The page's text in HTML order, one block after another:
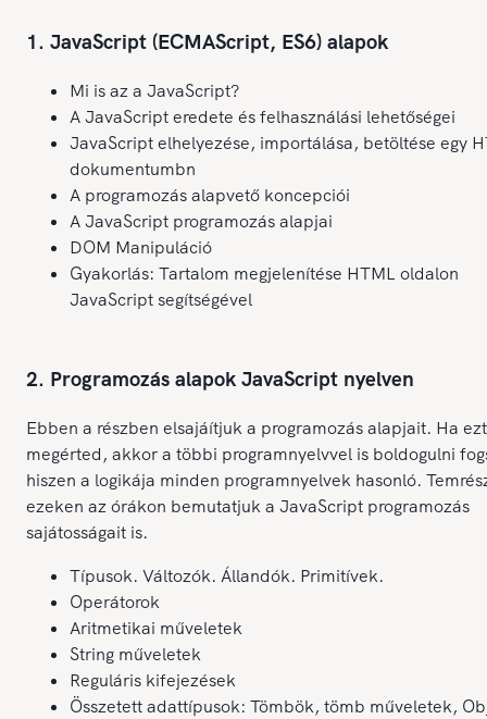
1. JavaScript (ECMAScript, ES6) alapok
Mi is az a JavaScript?
A JavaScript eredete és felhasználási lehetőségei
JavaScript elhelyezése, importálása, betöltése egy
dokumentumbn
A programozás alapvető koncepciói
A JavaScript programozás alapjai
DOM Manipuláció
Gyakorlás: Tartalom megjelenítése HTML oldalon
JavaScript segítségével
2. Programozás alapok JavaScript nyelven
Ebben a részben elsajáítjuk a programozás alapjait. Ha ezt
megérted, akkor a többi programnyelvvel is boldogulni
hiszen a logikája minden programnyelvek hasonló.
ezeken az órákon bemutatjuk a JavaScript programozás
sajátosságait is.
Típusok. Változók. Állandók. Primitívek.
Operátorok
Aritmetikai műveletek
String műveletek
Reguláris kifejezések
Összetett adattípusok: Tömbök, tömb műveletek,